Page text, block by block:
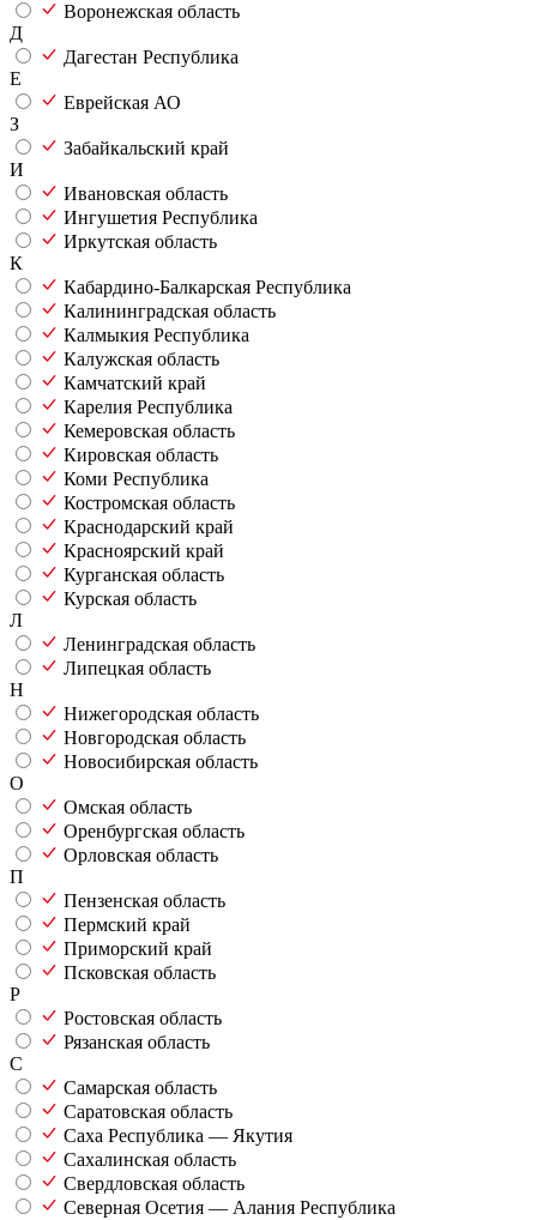
Воронежская область
Д
Дагестан Республика
Е
Еврейская АО
З
Забайкальский край
И
Ивановская область
Ингушетия Республика
Иркутская область
К
Кабардино-Балкарская Республика
Калининградская область
Калмыкия Республика
Калужская область
Камчатский край
Карелия Республика
Кемеровская область
Кировская область
Коми Республика
Костромская область
Краснодарский край
Красноярский край
Курганская область
Курская область
Л
Ленинградская область
Липецкая область
Н
Нижегородская область
Новгородская область
Новосибирская область
О
Омская область
Оренбургская область
Орловская область
П
Пензенская область
Пермский край
Приморский край
Псковская область
Р
Ростовская область
Рязанская область
С
Самарская область
Саратовская область
Саха Республика — Якутия
Сахалинская область
Свердловская область
Северная Осетия — Алания Республика